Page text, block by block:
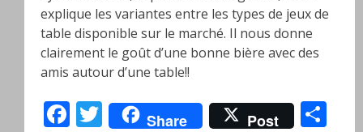
explique les variantes entre les types de jeux de
table disponible sur le marché. Il nous donne
clairement le goût d’une bonne bière avec des
amis autour d’une table!!
Facebook
Twitter
Share Post